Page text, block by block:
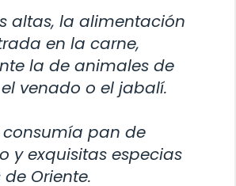
altas, la alimentación
en la carne,
la de animales de
venado o el jabalí.
consumía pan de
y exquisitas especias
Oriente.